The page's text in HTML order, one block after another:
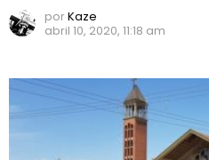
porKaze
abril 10, 2020, 11:18 am